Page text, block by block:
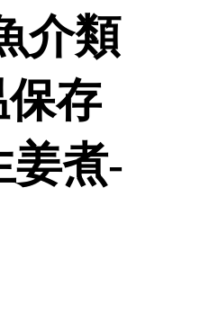
介類
存
姜煮-